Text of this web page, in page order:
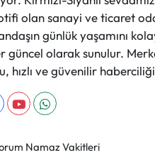
olan sanayi ve ticaret
günlük yaşamını
olarak sunulur.
ve güvenilir
Namaz Vakitleri